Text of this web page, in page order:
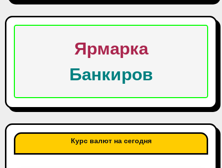
Ярмарка
Банкиров
Курс валют на сегодня